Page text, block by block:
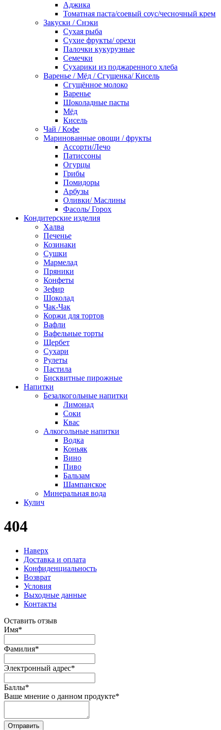
Аджика
Томатная паста/соевый соус/чесночный крем
Закуски / Снэки
Сухая рыба
Сухие фрукты/ орехи
Палочки кукурузные
Семечки
Сухарики из поджаренного хлеба
Варенье / Мёд / Сгущенка/ Кисель
Сгущённое молоко
Варенье
Шоколадные пасты
Мёд
Кисель
Чай / Кофе
Маринованные овощи / фрукты
Ассорти/Лечо
Патиссоны
Огурцы
Грибы
Помидоры
Арбузы
Оливки/ Маслины
Фасоль/ Горох
Кондитерские изделия
Халва
Печенье
Козинаки
Сушки
Мармелад
Пряники
Конфеты
Зефир
Шоколад
Чак-Чак
Коржи для тортов
Вафли
Вафельные торты
Щербет
Сухари
Рулеты
Пастила
Бисквитные пирожные
Напитки
Безалкогольные напитки
Лимонад
Соки
Квас
Алкогольные напитки
Водка
Коньяк
Вино
Пиво
Бальзам
Шампанское
Минеральная вода
Кулич
404
Наверх
Доставка и оплата
Конфиденциальность
Возврат
Условия
Выходные данные
Контакты
Оставить отзыв
Имя*
Фамилия*
Электронный адрес*
Баллы*
Ваше мнение о данном продукте*
Отправить